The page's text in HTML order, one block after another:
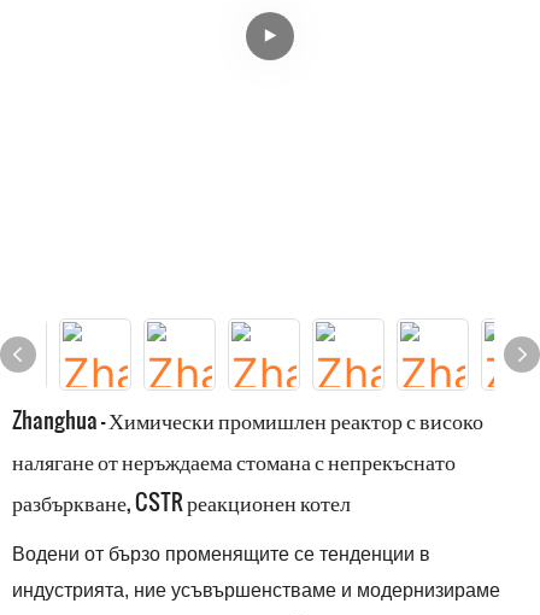
Zhanghua - Химически промишлен реактор с високо
налягане от неръждаема стомана с непрекъснато
разбъркване, CSTR реакционен котел
Водени от бързо променящите се тенденции в
индустрията, ние усъвършенстваме и модернизираме